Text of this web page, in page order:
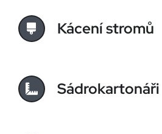
Kácení stromů
Sádrokartonáři